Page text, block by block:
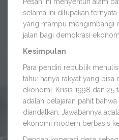
selama ini dilupakan
yang mampu mengimbangi
jalan bagi demokrasi
Kesimpulan
Para pendiri republik
tahu: hanya rakyat yang bisa
ekonomi. Krisis 1998 dan 25
adalah pelajaran pahit
diandalkan. Jawabannya
ekonomi modern berbasis